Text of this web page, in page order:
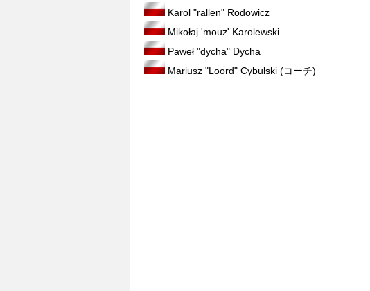
Karol "rallen" Rodowicz
Mikołaj 'mouz' Karolewski
Paweł "dycha" Dycha
Mariusz "Loord" Cybulski (コーチ)